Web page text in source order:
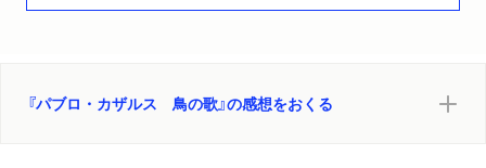
作曲家たち
ピカソ
『パブロ・カザルス 鳥の歌』の感想をおくる